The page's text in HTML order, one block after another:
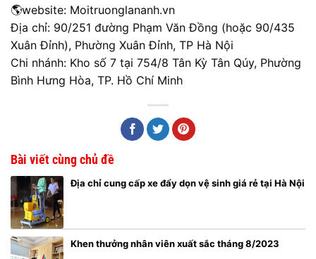
🌎website: Moitruonglananh.vn
Địa chỉ: 90/251 đường Phạm Văn Đồng (hoặc 90/435
Xuân Đỉnh), Phường Xuân Đỉnh, TP Hà Nội
Chi nhánh: Kho số 7 tại 754/8 Tân Kỳ Tân Qúy, Phường
Bình Hưng Hòa, TP. Hồ Chí Minh
Bài viết cùng chủ đề
Địa chỉ cung cấp xe đẩy dọn vệ sinh giá rẻ tại Hà Nội
Khen thưởng nhân viên xuất sắc tháng 8/2023